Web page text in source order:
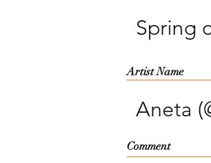
Spring
Artist Name
Aneta
Comment